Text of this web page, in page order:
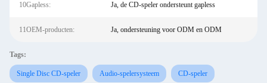
10Gapless: Ja, de CD-speler ondersteunt gapless
11OEM-producten: Ja, ondersteuning voor ODM en ODM
Tags:
Single Disc CD-speler Audio-spelersysteem CD-speler